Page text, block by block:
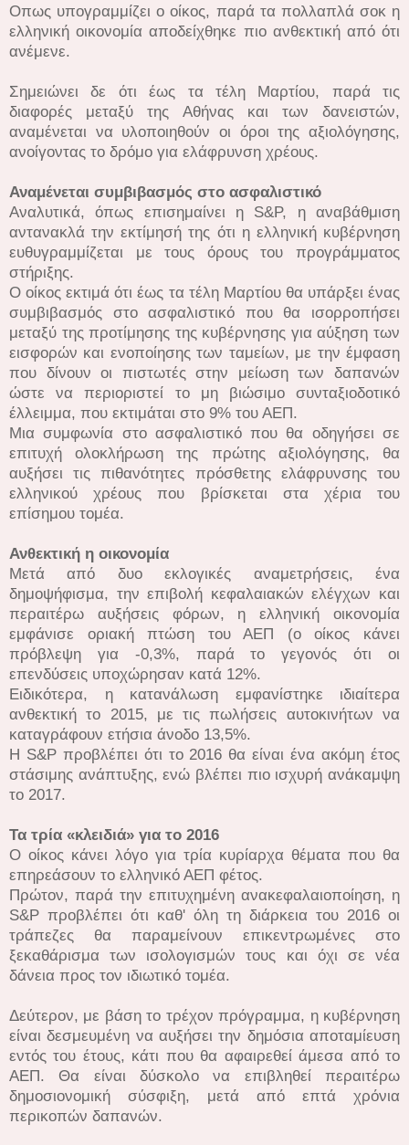
Οπως υπογραμμίζει ο οίκος, παρά τα πολλαπλά σοκ η
ελληνική οικονομία αποδείχθηκε πιο ανθεκτική από ότι
ανέμενε.
Σημειώνει δε ότι έως τα τέλη Μαρτίου, παρά τις
διαφορές μεταξύ της Αθήνας και των δανειστών,
αναμένεται να υλοποιηθούν οι όροι της αξιολόγησης,
ανοίγοντας το δρόμο για ελάφρυνση χρέους.
Αναμένεται συμβιβασμός στο ασφαλιστικό
Αναλυτικά, όπως επισημαίνει η S&P, η αναβάθμιση
αντανακλά την εκτίμησή της ότι η ελληνική κυβέρνηση
ευθυγραμμίζεται με τους όρους του προγράμματος
στήριξης.
Ο οίκος εκτιμά ότι έως τα τέλη Μαρτίου θα υπάρξει ένας
συμβιβασμός στο ασφαλιστικό που θα ισορροπήσει
μεταξύ της προτίμησης της κυβέρνησης για αύξηση των
εισφορών και ενοποίησης των ταμείων, με την έμφαση
που δίνουν οι πιστωτές στην μείωση των δαπανών
ώστε να περιοριστεί το μη βιώσιμο συνταξιοδοτικό
έλλειμμα, που εκτιμάται στο 9% του ΑΕΠ.
Μια συμφωνία στο ασφαλιστικό που θα οδηγήσει σε
επιτυχή ολοκλήρωση της πρώτης αξιολόγησης, θα
αυξήσει τις πιθανότητες πρόσθετης ελάφρυνσης του
ελληνικού χρέους που βρίσκεται στα χέρια του
επίσημου τομέα.
Ανθεκτική η οικονομία
Μετά από δυο εκλογικές αναμετρήσεις, ένα
δημοψήφισμα, την επιβολή κεφαλαιακών ελέγχων και
περαιτέρω αυξήσεις φόρων, η ελληνική οικονομία
εμφάνισε οριακή πτώση του ΑΕΠ (ο οίκος κάνει
πρόβλεψη για -0,3%, παρά το γεγονός ότι οι
επενδύσεις υποχώρησαν κατά 12%.
Ειδικότερα, η κατανάλωση εμφανίστηκε ιδιαίτερα
ανθεκτική το 2015, με τις πωλήσεις αυτοκινήτων να
καταγράφουν ετήσια άνοδο 13,5%.
Η S&P προβλέπει ότι το 2016 θα είναι ένα ακόμη έτος
στάσιμης ανάπτυξης, ενώ βλέπει πιο ισχυρή ανάκαμψη
το 2017.
Τα τρία «κλειδιά» για το 2016
Ο οίκος κάνει λόγο για τρία κυρίαρχα θέματα που θα
επηρεάσουν το ελληνικό ΑΕΠ φέτος.
Πρώτον, παρά την επιτυχημένη ανακεφαλαιοποίηση, η
S&P προβλέπει ότι καθ' όλη τη διάρκεια του 2016 οι
τράπεζες θα παραμείνουν επικεντρωμένες στο
ξεκαθάρισμα των ισολογισμών τους και όχι σε νέα
δάνεια προς τον ιδιωτικό τομέα.
Δεύτερον, με βάση το τρέχον πρόγραμμα, η κυβέρνηση
είναι δεσμευμένη να αυξήσει την δημόσια αποταμίευση
εντός του έτους, κάτι που θα αφαιρεθεί άμεσα από το
ΑΕΠ. Θα είναι δύσκολο να επιβληθεί περαιτέρω
δημοσιονομική σύσφιξη, μετά από επτά χρόνια
περικοπών δαπανών.